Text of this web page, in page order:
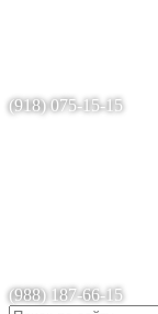
(918) 075-15-15
(988) 187-66-15